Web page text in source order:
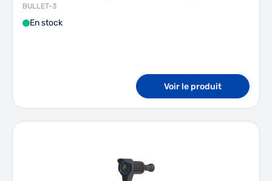
BULLET-3
En stock
Voir le produit